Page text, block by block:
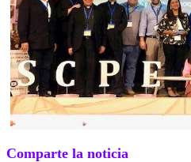
Comparte la noticia